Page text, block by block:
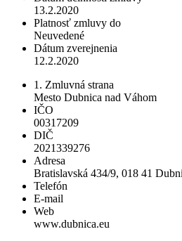
13.2.2020
Platnosť zmluvy do
Neuvedené
Dátum zverejnenia
12.2.2020
1. Zmluvná strana
Mesto Dubnica nad Váhom
IČO
00317209
DIČ
2021339276
Adresa
Bratislavská 434/9, 018 41
Telefón
E-mail
Web
www.dubnica.eu